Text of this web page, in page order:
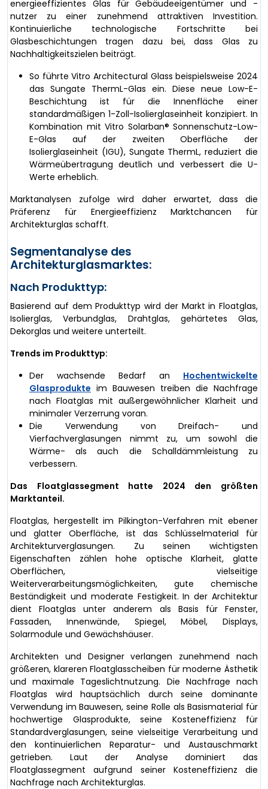
energieeffizientes Glas für Gebäudeeigentümer und -
nutzer zu einer zunehmend attraktiven Investition.
Kontinuierliche technologische Fortschritte bei
Glasbeschichtungen tragen dazu bei, dass Glas zu
Nachhaltigkeitszielen beiträgt.
So führte Vitro Architectural Glass beispielsweise 2024
das Sungate ThermL-Glas ein. Diese neue Low-E-
Beschichtung ist für die Innenfläche einer
standardmäßigen 1-Zoll-Isolierglaseinheit konzipiert. In
Kombination mit Vitro Solarban® Sonnenschutz-Low-
E-Glas auf der zweiten Oberfläche der
Isolierglaseinheit (IGU), Sungate ThermL, reduziert die
Wärmeübertragung deutlich und verbessert die U-
Werte erheblich.
Marktanalysen zufolge wird daher erwartet, dass die
Präferenz für Energieeffizienz Marktchancen für
Architekturglas schafft.
Segmentanalyse des
Architekturglasmarktes:
Nach Produkttyp:
Basierend auf dem Produkttyp wird der Markt in Floatglas,
Isolierglas, Verbundglas, Drahtglas, gehärtetes Glas,
Dekorglas und weitere unterteilt.
Trends im Produkttyp:
Der wachsende Bedarf an Hochentwickelte
Glasprodukte im Bauwesen treiben die Nachfrage
nach Floatglas mit außergewöhnlicher Klarheit und
minimaler Verzerrung voran.
Die Verwendung von Dreifach- und
Vierfachverglasungen nimmt zu, um sowohl die
Wärme- als auch die Schalldämmleistung zu
verbessern.
Das Floatglassegment hatte 2024 den größten
Marktanteil.
Floatglas, hergestellt im Pilkington-Verfahren mit ebener
und glatter Oberfläche, ist das Schlüsselmaterial für
Architekturverglasungen. Zu seinen wichtigsten
Eigenschaften zählen hohe optische Klarheit, glatte
Oberflächen, vielseitige
Weiterverarbeitungsmöglichkeiten, gute chemische
Beständigkeit und moderate Festigkeit. In der Architektur
dient Floatglas unter anderem als Basis für Fenster,
Fassaden, Innenwände, Spiegel, Möbel, Displays,
Solarmodule und Gewächshäuser.
Architekten und Designer verlangen zunehmend nach
größeren, klareren Floatglasscheiben für moderne Ästhetik
und maximale Tageslichtnutzung. Die Nachfrage nach
Floatglas wird hauptsächlich durch seine dominante
Verwendung im Bauwesen, seine Rolle als Basismaterial für
hochwertige Glasprodukte, seine Kosteneffizienz für
Standardverglasungen, seine vielseitige Verarbeitung und
den kontinuierlichen Reparatur- und Austauschmarkt
getrieben. Laut der Analyse dominiert das
Floatglassegment aufgrund seiner Kosteneffizienz die
Nachfrage nach Architekturglas.